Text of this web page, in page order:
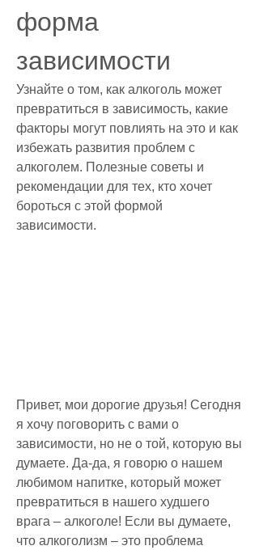
форма
зависимости
Узнайте о том, как алкоголь может
превратиться в зависимость, какие
факторы могут повлиять на это и как
избежать развития проблем с
алкоголем. Полезные советы и
рекомендации для тех, кто хочет
бороться с этой формой
зависимости.
Привет, мои дорогие друзья! Сегодня
я хочу поговорить с вами о
зависимости, но не о той, которую вы
думаете. Да-да, я говорю о нашем
любимом напитке, который может
превратиться в нашего худшего
врага – алкоголе! Если вы думаете,
что алкоголизм – это проблема